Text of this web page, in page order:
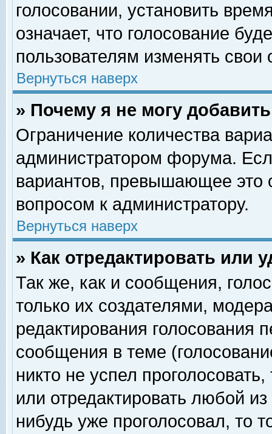
голосовании, установить
означает, что голосование
пользователям изменять свои
Вернуться наверх
» Почему я не могу
Ограничение количества
администратором форума.
вариантов, превышающее это
вопросом к администратору.
Вернуться наверх
» Как отредактировать или
Так же, как и сообщения,
только их создателями,
редактирования голосования
сообщения в теме
никто не успел
или отредактировать любой
нибудь уже проголосовал, то